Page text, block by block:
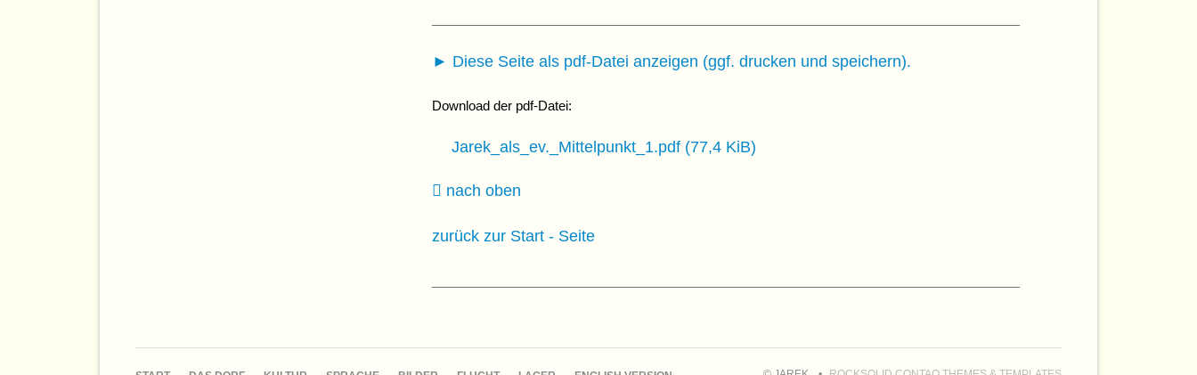
► Diese Seite als pdf-Datei anzeigen (ggf. drucken und speichern).
Download der pdf-Datei:
Jarek_als_ev._Mittelpunkt_1.pdf (77,4 KiB)
nach oben
zurück zur Start - Seite